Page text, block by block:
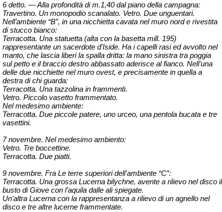
6 detto. — Alla profondità di m.1,40 dal piano della campagna:
Travertino. Un monopodio scanalato. Vetro. Due unguentari.
Nell’ambiente “B”, in una nicchietta cavata nel muro nord e rivestita
di stucco bianco:
Terracotta. Una statuetta (alta con la basetta mill. 195)
rappresentante un sacerdote d'Iside. Ha i capelli rasi ed avvolto nel
manto, che lascia liberi la spalla dritta: la mano sinistra tra poggia
sul petto e il braccio destro abbassato aderisce al fianco. Nell'una
delle due nicchiette nel muro ovest, e precisamente in quella a
destra di chi guarda:
Terracotta. Una tazzolina in frammenti.
Vetro. Piccolo vasetto frammentato.
Nel medesimo ambiente:
Terracotta. Due piccole patere, uno urceo, una pentola bucata e tre
vasettini.
7 novembre. Nel medesimo ambiento:
Vetro. Tre boccettine.
Terracotta. Due piatti.
9 novembre. Fra Le terre superiori dell'ambiente “C”:
Terracotta. Una grossa Lucerna bilychne, avente a rilievo nel disco il
busto di Giove con l’aquila dalle ali spiegate.
Un'altra Lucerna con la rappresentanza a rilievo di un agnello nel
disco e tre altre lucerne frammentate.